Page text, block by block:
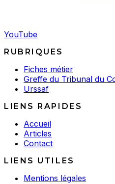
YouTube
RUBRIQUES
Fiches métier
Greffe du Tribunal du
Urssaf
LIENS RAPIDES
Accueil
Articles
Contact
LIENS UTILES
Mentions légales